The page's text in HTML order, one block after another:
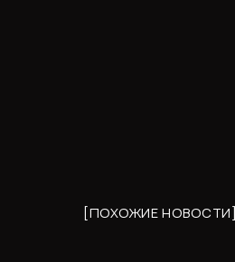
[ПОХОЖИЕ НОВОСТИ]